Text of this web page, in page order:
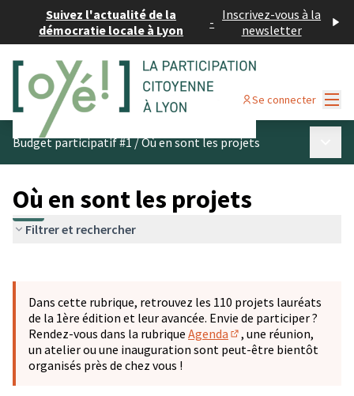
Suivez l'actualité de la
démocratie locale à Lyon
- Inscrivez-vous à la
newsletter
Se connecter
Budget participatif #1/Où en sont les projets
Où en sont les projets
Filtrer et rechercher
−
Dans cette rubrique, retrouvez les 110 projets lauréats
de la 1ère édition et leur avancée. Envie de participer ?
Rendez-vous dans la rubrique Agenda
(S'ouvre dans un
, une réunion,
un atelier ou une inauguration sont peut-être bientôt
organisés près de chez vous !